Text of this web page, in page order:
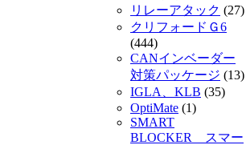
リレーアタック (27)
クリフォードＧ6
(444)
CANインベーダー
対策パッケージ (13)
IGLA、KLB (35)
OptiMate (1)
SMART
BLOCKER スマー